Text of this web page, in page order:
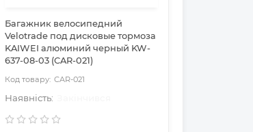
Багажник велосипедний
Velotrade под дисковые тормоза
KAIWEI алюминий черный KW-
637-08-03 (CAR-021)
CAR-021